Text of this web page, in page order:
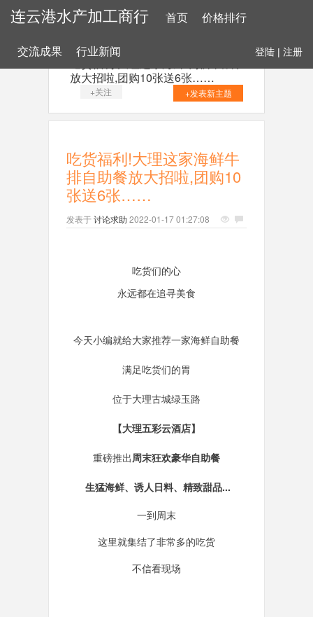
连云港水产加工商行 首页 价格排行
交流成果 行业新闻 登陆 | 注册
放大招啦,团购10张送6张……
+关注 +发表新主题
吃货福利!大理这家海鲜牛
排自助餐放大招啦,团购10
张送6张……
发表于讨论求助 2022-01-17 01:27:08
吃货们的心
永远都在追寻美食
今天小编就给大家推荐一家海鲜自助餐
满足吃货们的胃
位于大理古城绿玉路
【大理五彩云酒店】
重磅推出周末狂欢豪华自助餐
生猛海鲜、诱人日料、精致甜品...
一到周末
这里就集结了非常多的吃货
不信看现场